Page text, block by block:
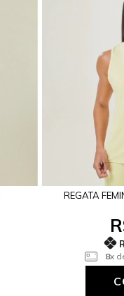
REGATA
8x